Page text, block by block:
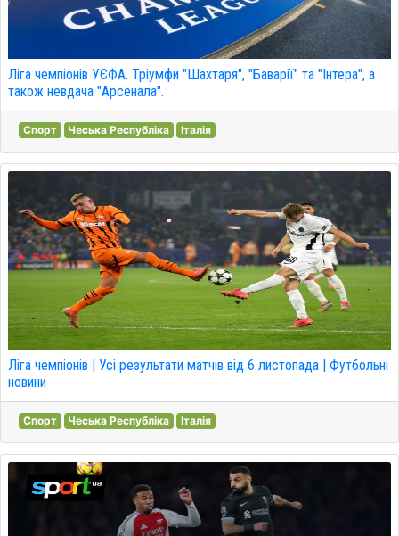
Ліга чемпіонів УЄФА. Тріумфи "Шахтаря", "Баварії" та "Інтера", а
також невдача "Арсенала".
Спорт Чеська Республіка Італія
Ліга чемпіонів | Усі результати матчів від 6 листопада | Футбольні
новини
Спорт Чеська Республіка Італія